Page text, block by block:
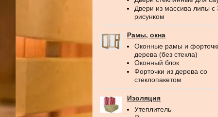
Двери из массива липы с
рисунком
Рамы, окна
Оконные рамы и
дерева (без стекла)
Оконный блок
Форточки из дерева со
стеклопакетом
Изоляция
Утеплитель